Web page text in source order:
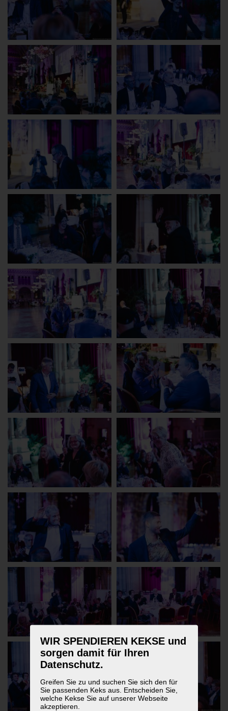
WIR SPENDIEREN KEKSE und
sorgen damit für Ihren
Datenschutz.
Greifen Sie zu und suchen Sie sich den für
Sie passenden Keks aus. Entscheiden Sie,
welche Kekse Sie auf unserer Webseite
akzeptieren.